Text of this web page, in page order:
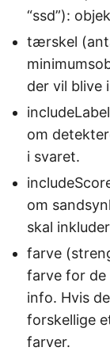
“ssd”):
tærskel
der vil blive
om
i svaret.
om
skal
farve
farve for
info. Hvis
forskellige
farver.